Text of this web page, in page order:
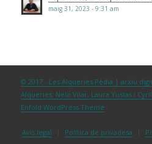
maig 31, 2023 - 9:31 am
© 2017 - Les Alqueries Pèdia | arxiu
Alqueries: Nelo Vilar, Laura Yustas i
Enfold WordPress Theme
Avís legal Política de privadesa